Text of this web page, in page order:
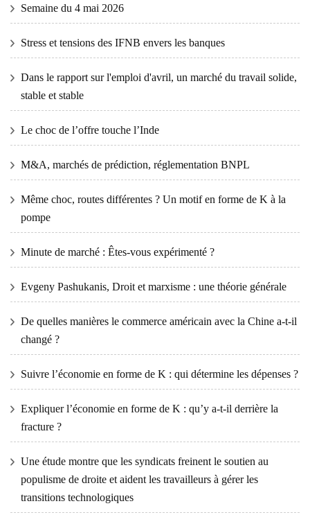
Semaine du 4 mai 2026
Stress et tensions des IFNB envers les banques
Dans le rapport sur l'emploi d'avril, un marché du travail solide,
stable et stable
Le choc de l’offre touche l’Inde
M&A, marchés de prédiction, réglementation BNPL
Même choc, routes différentes ? Un motif en forme de K à la
pompe
Minute de marché : Êtes-vous expérimenté ?
Evgeny Pashukanis, Droit et marxisme : une théorie générale
De quelles manières le commerce américain avec la Chine a-t-il
changé ?
Suivre l’économie en forme de K : qui détermine les dépenses ?
Expliquer l’économie en forme de K : qu’y a-t-il derrière la
fracture ?
Une étude montre que les syndicats freinent le soutien au
populisme de droite et aident les travailleurs à gérer les
transitions technologiques